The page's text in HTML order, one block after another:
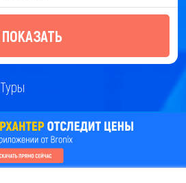
ПОКАЗАТЬ
Туры